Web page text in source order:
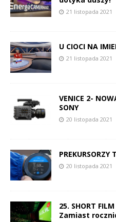
21 listopada 2021
U CIOCI NA
21 listopada 2021
VENICE 2-
SONY
20 listopada 2021
PREKURSORZY
20 listopada 2021
25. SHORT
Zamiast